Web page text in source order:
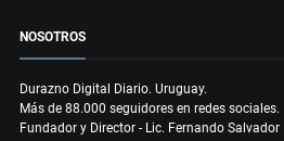
NOSOTROS
Durazno Digital Diario. Uruguay.
Más de 88.000 seguidores en redes sociales.
Fundador y Director - Lic. Fernando Salvador